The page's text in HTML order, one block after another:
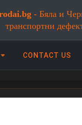
- Бяла и
транспортни
CONTACT US